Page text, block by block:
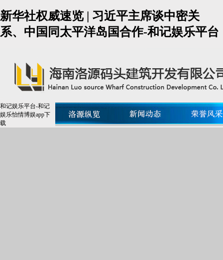
新华社权威速览 | 习近平主席谈中密关
系、中国同太平洋岛国合作-和记娱乐平台
和记娱乐平台-和记
娱乐怡情博娱app下
载